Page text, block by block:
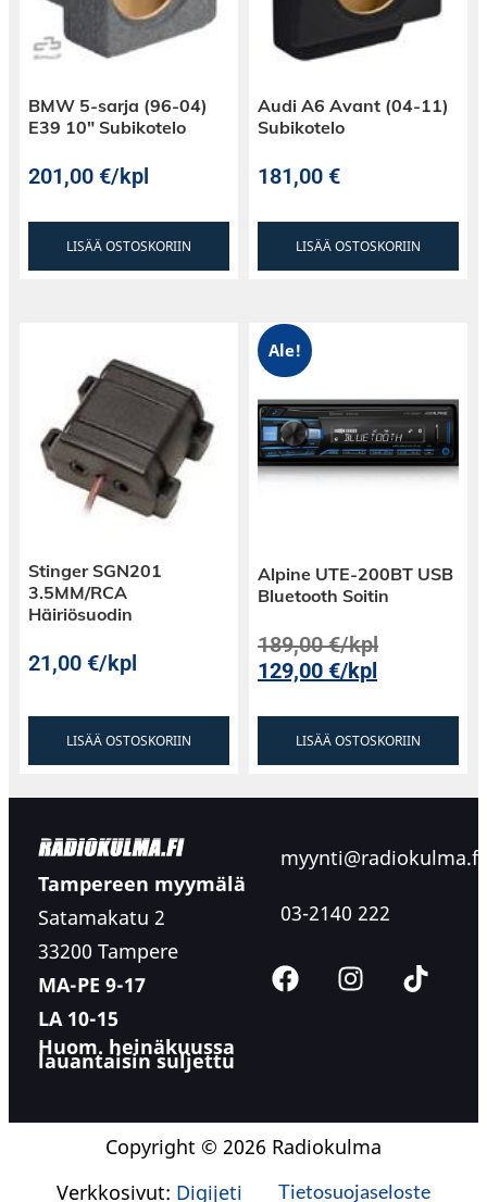
BMW 5-sarja (96-04)
E39 10″ Subikotelo
201,00€/kpl
LISÄÄ OSTOSKORIIN
Audi A6 Avant (04-11)
Subikotelo
181,00€
LISÄÄ OSTOSKORIIN
Stinger SGN201
3.5MM/RCA
Häiriösuodin
21,00€/kpl
LISÄÄ OSTOSKORIIN
Ale!
Alpine UTE-200BT USB
Bluetooth Soitin
189,00€/kpl
129,00€/kpl
LISÄÄ OSTOSKORIIN
Tampereen myymälä
Satamakatu 2
33200 Tampere
MA-PE 9-17
LA 10-15
Huom. heinäkuussa
lauantaisin suljettu
myynti@radiokulma.fi
03-2140 222
Copyright © 2026 Radiokulma
Verkkosivut: Digijeti Tietosuojaseloste